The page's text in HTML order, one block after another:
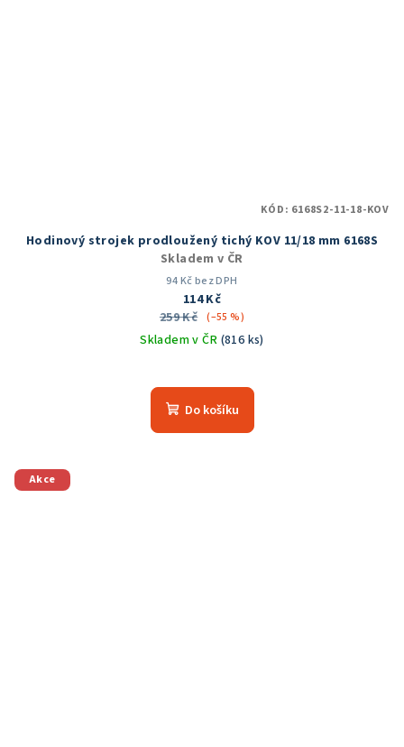
Hodinový strojek prodloužený tichý KOV 11/18 mm 6168S
Skladem v ČR
94 Kč bez DPH
114 Kč
259 Kč (–55 %)
Skladem v ČR (816 ks)
hodnocení
produktu
Do košíku
KÓD: 6168S2-11-18-KOV
Akce